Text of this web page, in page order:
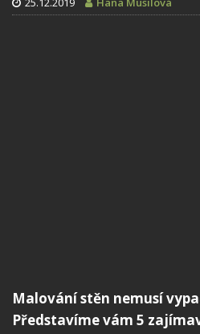
Malování stěn nemusí
Představíme vám 5